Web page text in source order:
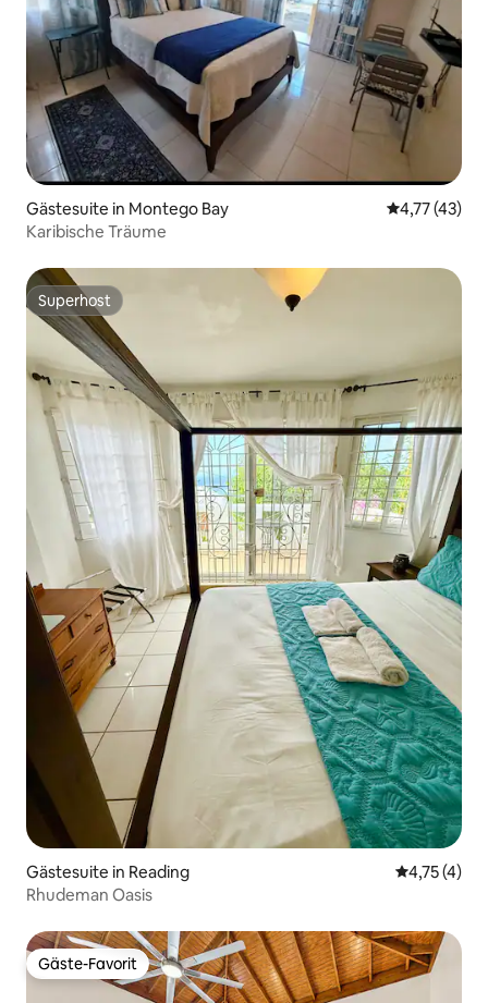
Gästesuite in Montego Bay
4,77 (43)
Karibische Träume
Superhost
Superhost
Gästesuite in Reading
4,75 (4)
Rhudeman Oasis
Gäste-Favorit
Gäste-Favorit